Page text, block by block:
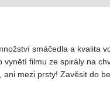
smáčedla a kvalita
filmu ze spirály na
mezi prsty! Zavěsit do